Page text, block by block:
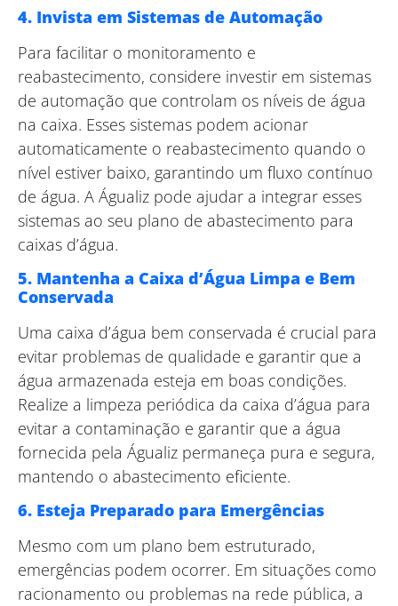
4. Invista em Sistemas de Automação
Para facilitar o monitoramento e
reabastecimento, considere investir em sistemas
de automação que controlam os níveis de água
na caixa. Esses sistemas podem acionar
automaticamente o reabastecimento quando o
nível estiver baixo, garantindo um fluxo contínuo
de água. A Águaliz pode ajudar a integrar esses
sistemas ao seu plano de abastecimento para
caixas d’água.
5. Mantenha a Caixa d’Água Limpa e Bem
Conservada
Uma caixa d’água bem conservada é crucial para
evitar problemas de qualidade e garantir que a
água armazenada esteja em boas condições.
Realize a limpeza periódica da caixa d’água para
evitar a contaminação e garantir que a água
fornecida pela Águaliz permaneça pura e segura,
mantendo o abastecimento eficiente.
6. Esteja Preparado para Emergências
Mesmo com um plano bem estruturado,
emergências podem ocorrer. Em situações como
racionamento ou problemas na rede pública, a